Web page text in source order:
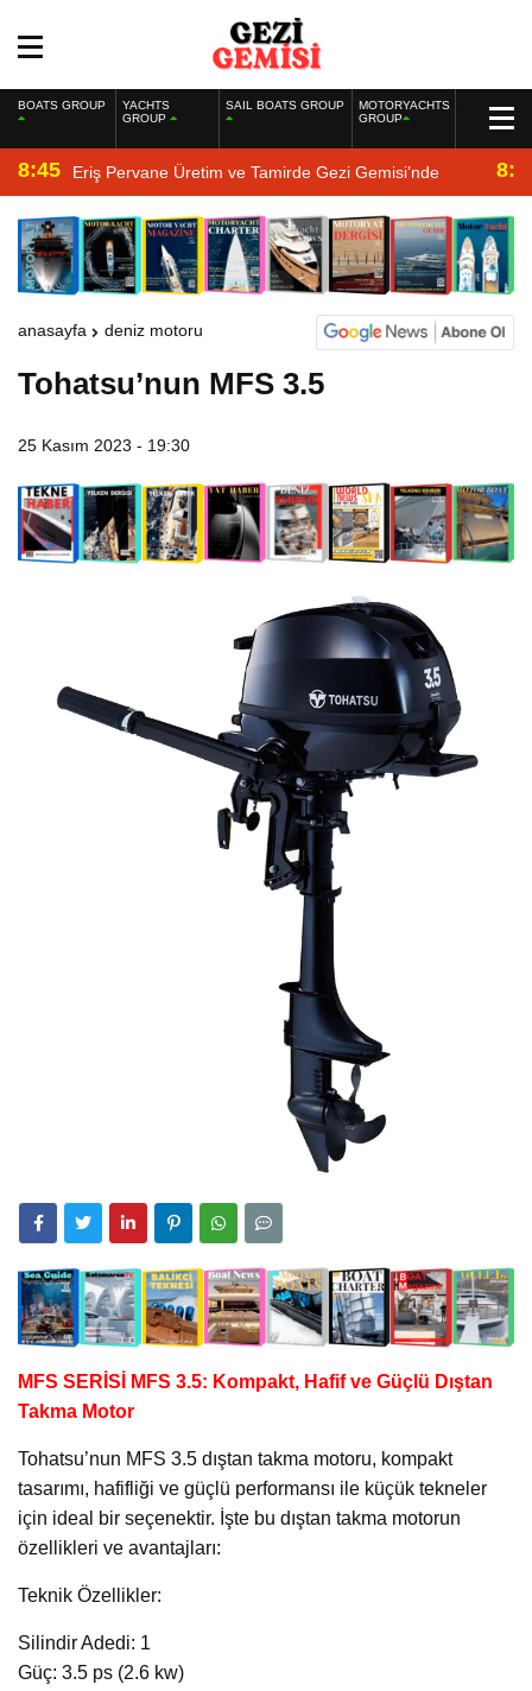
BOATS GROUP
YACHTS
GROUP
SAIL BOATS GROUP
MOTORYACHTS
GROUP
8:45 Eriş Pervane Üretim ve Tamirde Gezi Gemisi’nde
anasayfa deniz motoru
Tohatsu’nun MFS 3.5
25 Kasım 2023 - 19:30
MFS SERİSİ MFS 3.5: Kompakt, Hafif ve Güçlü Dıştan
Takma Motor
Tohatsu’nun MFS 3.5 dıştan takma motoru, kompakt
tasarımı, hafifliği ve güçlü performansı ile küçük tekneler
için ideal bir seçenektir. İşte bu dıştan takma motorun
özellikleri ve avantajları:
Teknik Özellikler:
Silindir Adedi: 1
Güç: 3.5 ps (2.6 kw)